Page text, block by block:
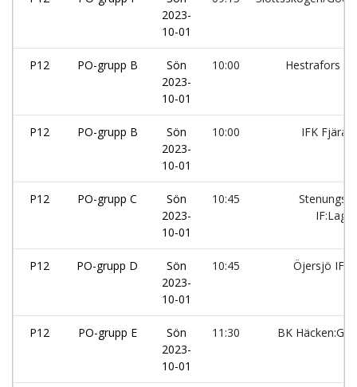
2023-
10-01
P12 PO-grupp B
Sön
2023-
10-01
10:00 Hestrafors IF
P12 PO-grupp B
Sön
2023-
10-01
10:00 IFK Fjärås
P12 PO-grupp C
Sön
2023-
10-01
10:45
IF:Lag2
P12 PO-grupp D
Sön
2023-
10-01
10:45 Öjersjö IF:2
P12 PO-grupp E
Sön
2023-
10-01
11:30 BK Häcken:Gul